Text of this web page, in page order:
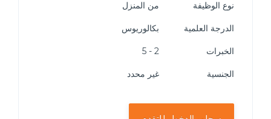
نوع الوظيفة من المنزل
الدرجة العلمية بكالوريوس
الخبرات
الجنسية غير محدد